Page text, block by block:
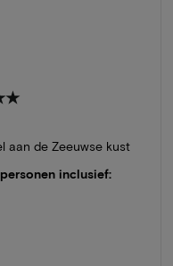
aan de Zeeuwse kust
inclusief: